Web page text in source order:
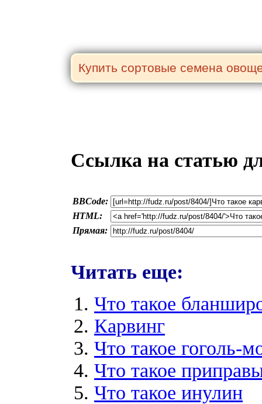
Ссылка на статью
BBCode:
HTML:
Прямая:
Читать еще:
Что такое
Карвинг
Что такое гоголь-
Что такое
Что такое инулин